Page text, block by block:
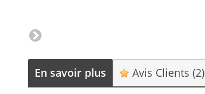
En savoir plus Avis Clients(2)